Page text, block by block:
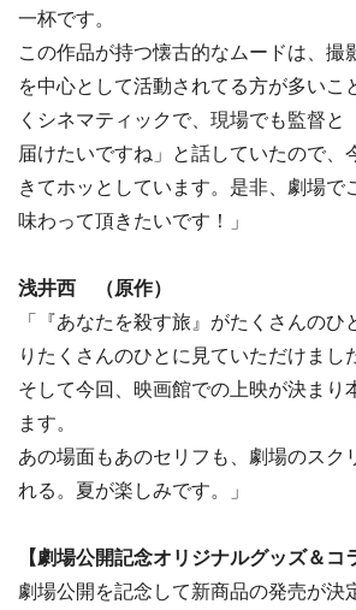
一杯です。
この作品が持つ懐古的なムードは、撮
を中心として活動されてる方が多いこ
くシネマティックで、現場でも監督と
届けたいですね」と話していたので、
きてホッとしています。是非、劇場で
味わって頂きたいです！」
浅井西 （原作）
「『あなたを殺す旅』がたくさんのひ
りたくさんのひとに見ていただけまし
そして今回、映画館での上映が決まり
ます。
あの場面もあのセリフも、劇場のスク
れる。夏が楽しみです。」
【劇場公開記念オリジナルグッズ＆コ
劇場公開を記念して新商品の発売が決